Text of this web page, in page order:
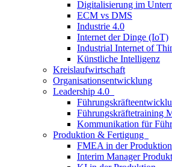
Digitalisierung im
ECM vs DMS
Industrie 4.0
Internet der Dinge (IoT)
Industrial Internet of
Künstliche Intelligenz
Kreislaufwirtschaft
Organisationsentwicklung
Leadership 4.0
Führungskräftetraining
Kommunikation für
Produktion & Fertigung
FMEA in der Produktion
Interim Manager